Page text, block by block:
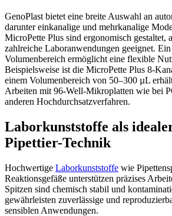
GenoPlast bietet eine breite Auswahl an
darunter einkanalige und mehrkanalige
MicroPette Plus sind ergonomisch gestaltet,
zahlreiche Laboranwendungen geeignet.
Volumenbereich ermöglicht eine flexible
Beispielsweise ist die MicroPette Plus 8-
einem Volumenbereich von 50–300 µL
Arbeiten mit 96-Well-Mikroplatten wie bei
anderen Hochdurchsatzverfahren.
Laborkunststoffe als
Pipettier-Technik
Hochwertige Laborkunststoffe wie
Reaktionsgefäße unterstützen präzises
Spitzen sind chemisch stabil und
gewährleisten zuverlässige und
sensiblen Anwendungen.